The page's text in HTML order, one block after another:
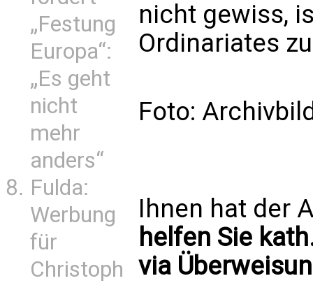
„Festung
Europa“:
„Es geht
nicht
mehr
anders“
Fulda:
Werbung
für
Christoph
nicht gewiss,
Ordinariates
Foto:
Ihnen hat der
helfen Sie
via